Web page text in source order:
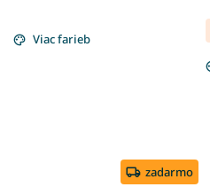
Viac farieb
zadarmo